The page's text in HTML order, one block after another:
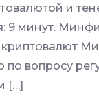
и
9 минут.
криптовалют
вопросу
[…]